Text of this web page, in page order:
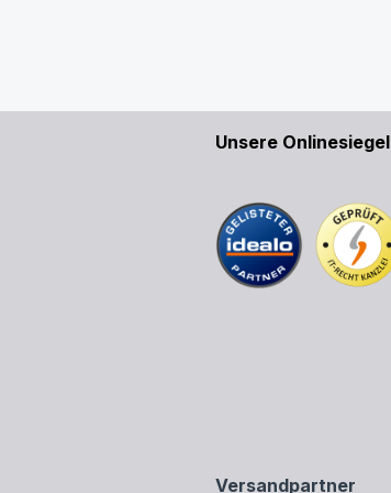
Unsere Onlinesiegel
Versandpartner